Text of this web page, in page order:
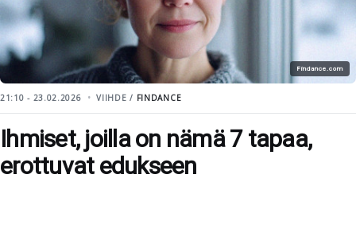
Findance.com
21:10 - 23.02.2026 VIIHDE / FINDANCE
Ihmiset, joilla on nämä 7 tapaa,
erottuvat edukseen